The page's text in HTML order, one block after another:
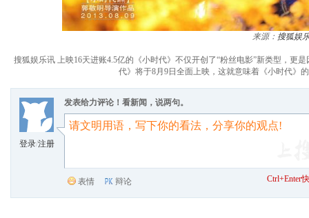
来源： 搜狐娱
搜狐娱乐讯 上映16天进账4.5亿的《小时代》不仅开创了“粉丝电影”新类型，更
代》将于8月9日全面上映，这就意味着《小时代》
登录/注册
发表给力评论！看新闻，说两句。
表情 辩论 Ctrl+Enter